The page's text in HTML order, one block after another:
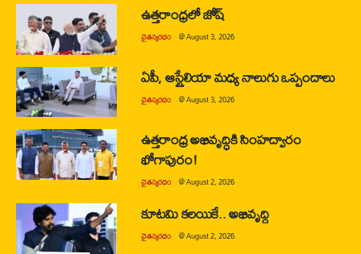
ఉత్తరాంధ్రలో జోష్
చైతన్యరధం @August 3, 2026
ఏపీ, ఆస్ట్రేలియా మధ్య నాలుగు ఒప్పందాలు
చైతన్యరధం @August 3, 2026
ఉత్తరాంధ్ర అభివృద్ధికి సింహద్వారం
భోగాపురం!
చైతన్యరధం @August 2, 2026
కూటమి కలయికే.. అభివృద్ధి
చైతన్యరధం @August 2, 2026